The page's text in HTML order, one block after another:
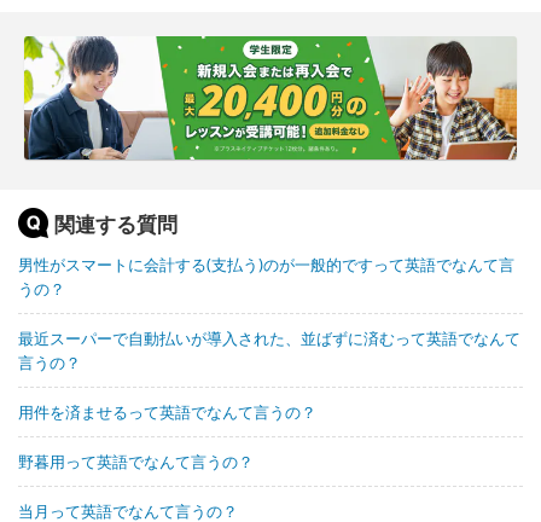
関連する質問
男性がスマートに会計する(支払う)のが一般的ですって英語でなんて言
うの？
最近スーパーで自動払いが導入された、並ばずに済むって英語でなんて
言うの？
用件を済ませるって英語でなんて言うの？
野暮用って英語でなんて言うの？
当月って英語でなんて言うの？